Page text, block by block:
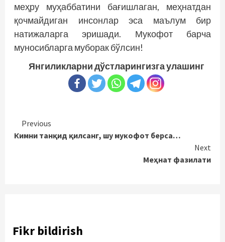
меҳру муҳаббатини бағишлаган, меҳнатдан
қочмайдиган инсонлар эса маълум бир
натижаларга эришади. Мукофот барча
муносибларга муборак бўлсин!
Янгиликларни дўстларингизга улашинг
Continue
Reading
Previous
Кимни танқид қилсанг, шу мукофот берса…
Next
Меҳнат фазилати
Fikr bildirish